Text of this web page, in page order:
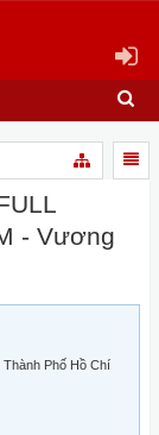
- Vương
Phố Hồ Chí